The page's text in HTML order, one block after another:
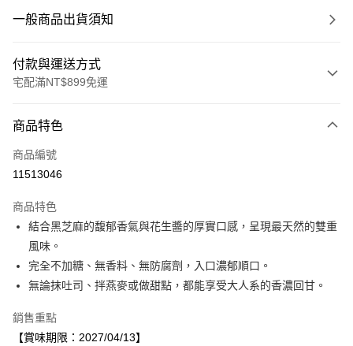
一般商品出貨須知
付款與運送方式
宅配滿NT$899免運
信用卡一次付款
LINE Pay
街口支付
悠遊付
Google Pay
全盈+PAY
AFTEE先享後付
商品特色
商品編號
11513046
商品特色
結合黑芝麻的馥郁香氣與花生醬的厚實口感，呈現最天然的雙重
風味。
完全不加糖、無香料、無防腐劑，入口濃郁順口。
無論抹吐司、拌燕麥或做甜點，都能享受大人系的香濃回甘。
銷售重點
【賞味期限：2027/04/13】